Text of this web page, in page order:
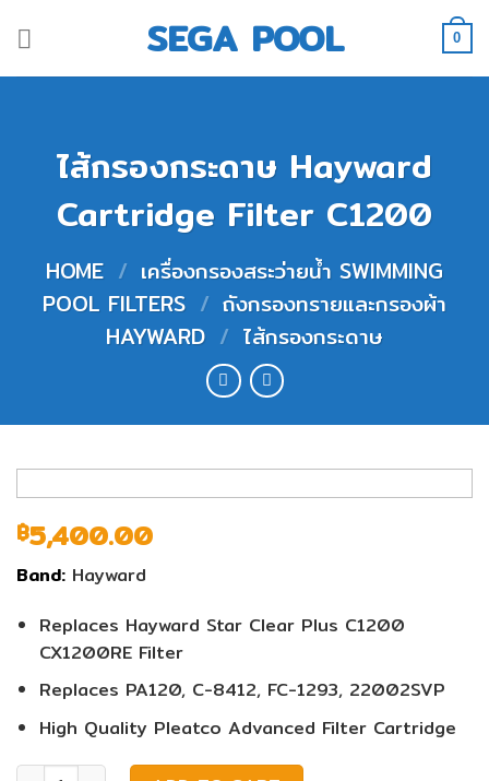
to
SEGA POOL 0
ไส้กรองกระดาษ Hayward
Cartridge Filter C1200
HOME / เครื่องกรองสระว่ายน้ำ SWIMMING
POOL FILTERS / ถังกรองทรายและกรองผ้า
HAYWARD / ไส้กรองกระดาษ
฿5,400.00
Band: Hayward
Replaces Hayward Star Clear Plus C1200
CX1200RE Filter
Replaces PA120, C-8412, FC-1293, 22002SVP
High Quality Pleatco Advanced Filter Cartridge